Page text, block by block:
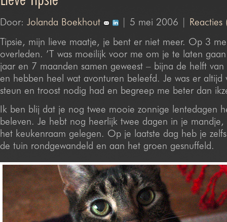
Door: Jolanda Boekhout | 5 mei 2006 |
Tipsie, mijn lieve maatje, je bent er niet meer. Op 3
overleden. ’T was moeilijk voor me om je te laten
jaar en 7 maanden samen geweest – bijna de helft
en hebben heel wat avonturen beleefd. Je was er altijd
steun en troost nodig had en begreep me beter dan
Ik ben blij dat je nog twee mooie zonnige lentedagen
beleven. Je hebt nog heerlijk twee dagen in je
het keukenraam gelegen. Op je laatste dag heb je
de tuin rondgewandeld en aan het groen gesnuffeld.